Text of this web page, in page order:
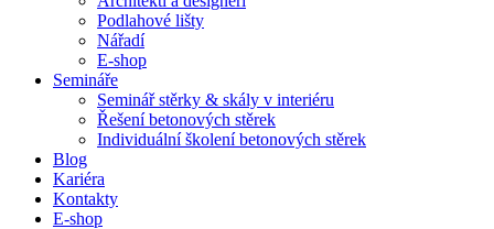
Podlahové lišty
Nářadí
E-shop
Semináře
Seminář stěrky & skály v interiéru
Řešení betonových stěrek
Individuální školení betonových stěrek
Blog
Kariéra
Kontakty
E-shop